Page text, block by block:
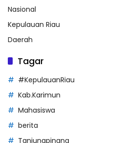
Nasional
Kepulauan Riau
Daerah
Tagar
#KepulauanRiau
Kab.Karimun
Mahasiswa
berita
Tanjungpinang